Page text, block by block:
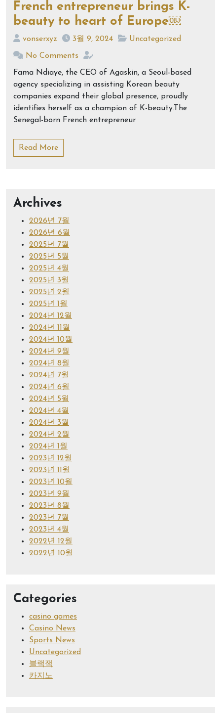
French entrepreneur brings K-
beauty to heart of Europe￼
vonserxyz 3월 9, 2024 Uncategorized
No Comments
Fama Ndiaye, the CEO of Agaskin, a Seoul-based
agency specializing in assisting Korean beauty
companies expand their global presence, proudly
identifies herself as a champion of K-beauty.The
Senegal-born French entrepreneur
Read More
Archives
2026년 7월
2026년 6월
2025년 7월
2025년 5월
2025년 4월
2025년 3월
2025년 2월
2025년 1월
2024년 12월
2024년 11월
2024년 10월
2024년 9월
2024년 8월
2024년 7월
2024년 6월
2024년 5월
2024년 4월
2024년 3월
2024년 2월
2024년 1월
2023년 12월
2023년 11월
2023년 10월
2023년 9월
2023년 8월
2023년 7월
2023년 4월
2022년 12월
2022년 10월
Categories
casino games
Casino News
Sports News
Uncategorized
블랙잭
카지노